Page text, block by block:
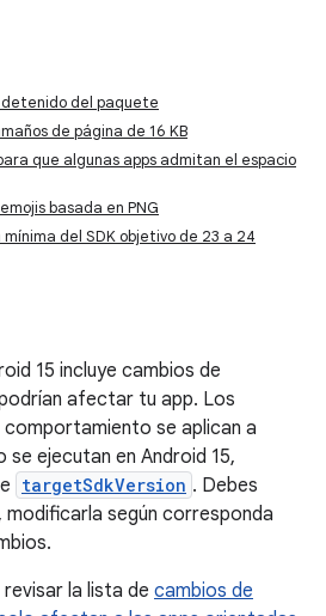
del paquete
de página de 16 KB
que algunas apps admitan el espacio
basada en PNG
del SDK objetivo de 23 a 24
15 incluye cambios de
afectar tu app. Los
se aplican a
se ejecutan en Android 15,
targetSdkVersion . Debes
según corresponda
la lista de cambios de